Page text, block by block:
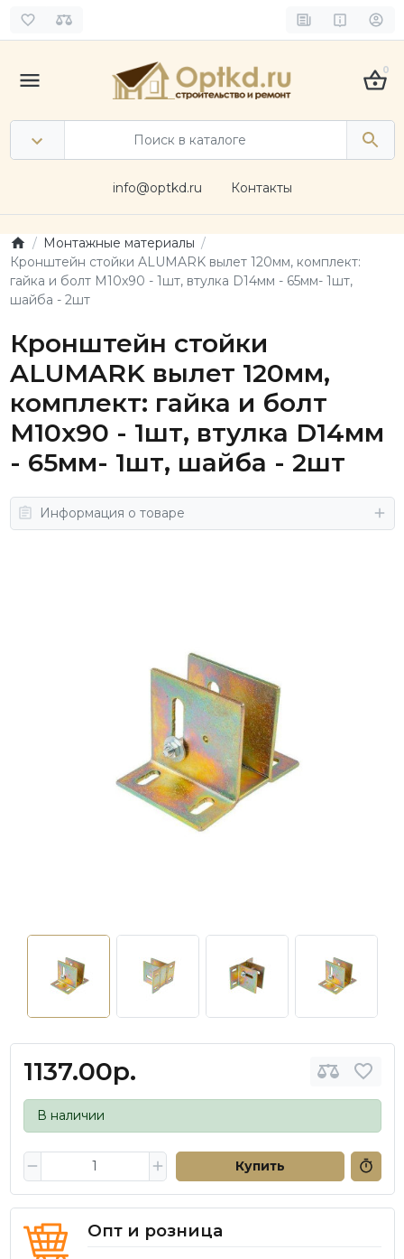
0
info@optkd.ru Контакты
Монтажные материалы
Кронштейн стойки ALUMARK вылет 120мм, комплект:
гайка и болт М10x90 - 1шт, втулка D14мм - 65мм- 1шт,
шайба - 2шт
Кронштейн стойки
ALUMARK вылет 120мм,
комплект: гайка и болт
М10x90 - 1шт, втулка D14мм
- 65мм- 1шт, шайба - 2шт
Информация о товаре
1137.00р.
В наличии
Купить
Опт и розница